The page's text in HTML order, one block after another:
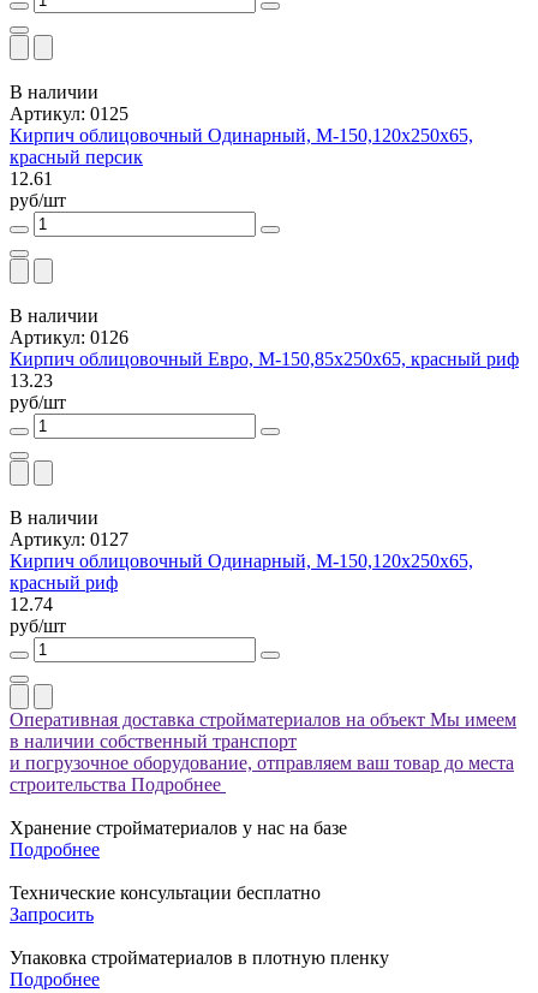
В наличии
Артикул: 0125
Кирпич облицовочный Одинарный, М-150,120x250x65,
красный персик
12.61
руб/шт
В наличии
Артикул: 0126
Кирпич облицовочный Евро, М-150,85x250x65, красный риф
13.23
руб/шт
В наличии
Артикул: 0127
Кирпич облицовочный Одинарный, М-150,120x250x65,
красный риф
12.74
руб/шт
Оперативная доставка стройматериалов на объект Мы имеем
в наличии собственный транспорт
и погрузочное оборудование, отправляем ваш товар до места
строительства Подробнее
Хранение стройматериалов у нас на базе
Подробнее
Технические консультации бесплатно
Запросить
Упаковка стройматериалов в плотную пленку
Подробнее